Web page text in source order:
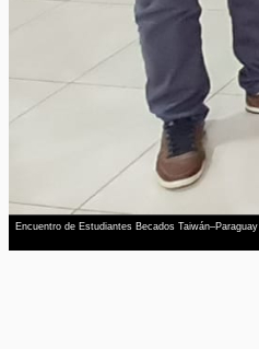
Encuentro de Estudiantes Becados Taiwán–Paraguay